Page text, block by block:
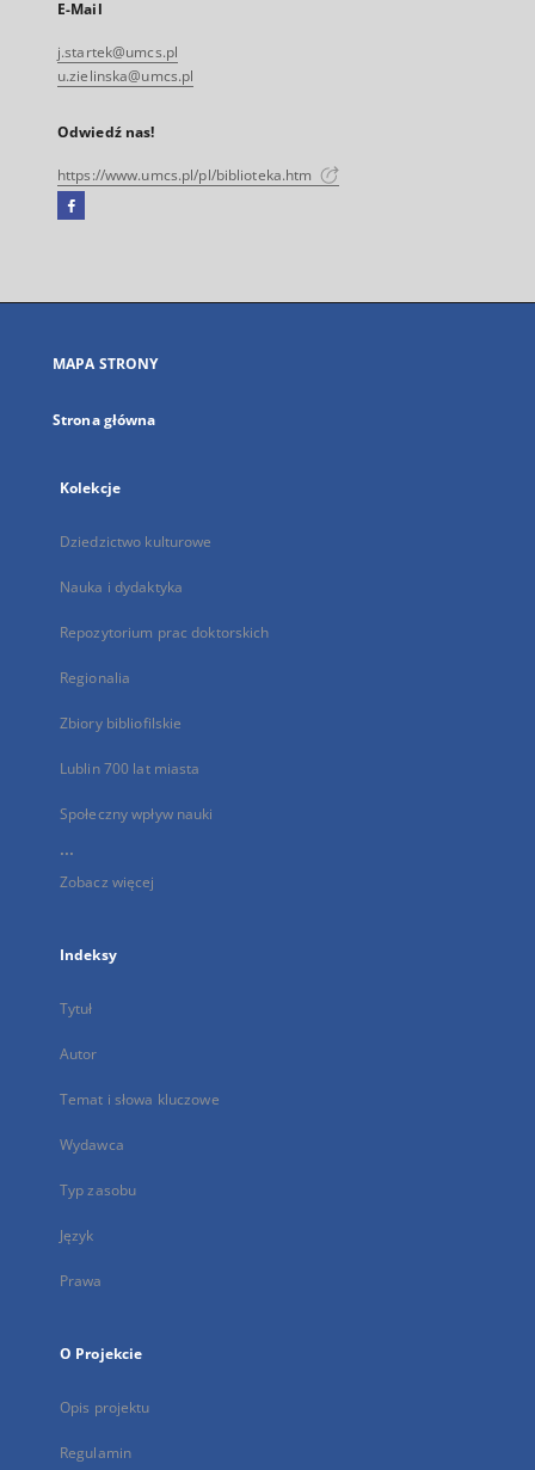
E-Mail
j.startek@umcs.pl
u.zielinska@umcs.pl
Odwiedź nas!
https://www.umcs.pl/pl/biblioteka.htm
Facebook
się
karcie
MAPA STRONY
Strona główna
Kolekcje
Dziedzictwo kulturowe
Nauka i dydaktyka
Repozytorium prac doktorskich
Regionalia
Zbiory bibliofilskie
Lublin 700 lat miasta
Społeczny wpływ nauki
...
Zobacz więcej
Indeksy
Tytuł
Autor
Temat i słowa kluczowe
Wydawca
Typ zasobu
Język
Prawa
O Projekcie
Opis projektu
Regulamin